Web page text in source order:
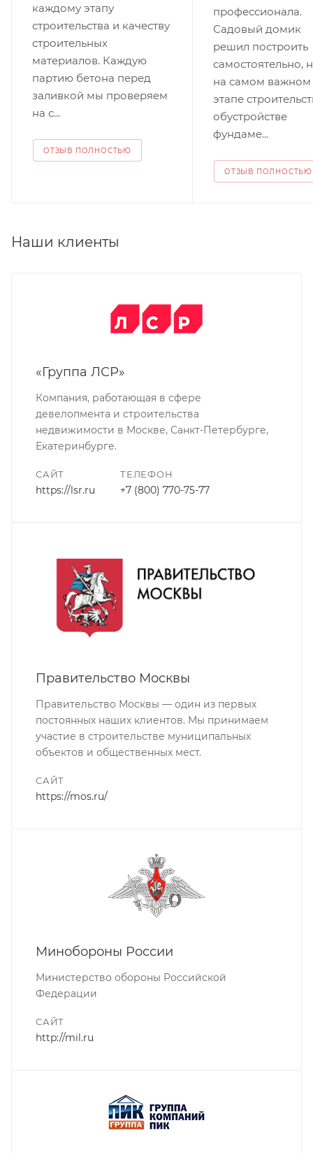
каждому этапу
строительства и качеству
строительных
материалов. Каждую
партию бетона перед
заливкой мы проверяем
на с...
ОТЗЫВ ПОЛНОСТЬЮ
профессионала.
Садовый домик
решил построить
самостоятельно,
на самом важном
этапе
обустройстве
фундаме...
ОТЗЫВ ПОЛНОСТЬЮ
Наши клиенты
«Группа ЛСР»
Компания, работающая в сфере
девелопмента и строительства
недвижимости в Москве, Санкт-Петербурге,
Екатеринбурге.
САЙТ
https://lsr.ru
ТЕЛЕФОН
+7 (800) 770-75-77
Правительство Москвы
Правительство Москвы — один из первых
постоянных наших клиентов. Мы принимаем
участие в строительстве муниципальных
объектов и общественных мест.
САЙТ
https://mos.ru/
Минобороны России
Министерство обороны Российской
Федерации
САЙТ
http://mil.ru